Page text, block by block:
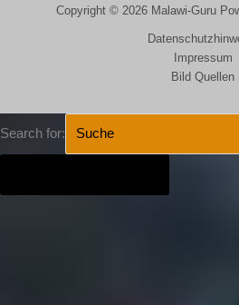
Copyright © 2026 Malawi-Guru
Impressum
Bild Quellen
Search for: